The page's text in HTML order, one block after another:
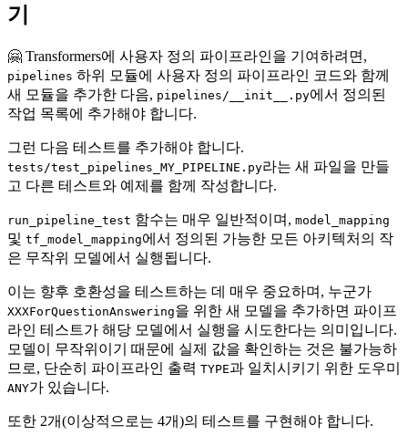
기
🤗 Transformers에 사용자 정의 파이프라인을 기여하려면,
pipelines 하위 모듈에 사용자 정의 파이프라인 코드와 함께
새 모듈을 추가한 다음, pipelines/__init__.py에서 정의된
작업 목록에 추가해야 합니다.
그런 다음 테스트를 추가해야 합니다.
tests/test_pipelines_MY_PIPELINE.py라는 새 파일을 만들
고 다른 테스트와 예제를 함께 작성합니다.
run_pipeline_test 함수는 매우 일반적이며, model_mapping
및 tf_model_mapping에서 정의된 가능한 모든 아키텍처의 작
은 무작위 모델에서 실행됩니다.
이는 향후 호환성을 테스트하는 데 매우 중요하며, 누군가
XXXForQuestionAnswering을 위한 새 모델을 추가하면 파이프
라인 테스트가 해당 모델에서 실행을 시도한다는 의미입니다.
모델이 무작위이기 때문에 실제 값을 확인하는 것은 불가능하
므로, 단순히 파이프라인 출력 TYPE과 일치시키기 위한 도우미
ANY가 있습니다.
또한 2개(이상적으로는 4개)의 테스트를 구현해야 합니다.